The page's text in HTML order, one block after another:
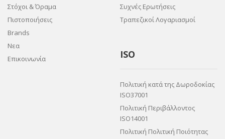
Στόχοι & Όραμα
Πιστοποιήσεις
Brands
Νεα
Επικοινωνία
Συχνές Ερωτήσεις
Τραπεζικοί Λογαριασμοί
ISO
Πολιτική κατά της Δωροδοκίας
ISO37001
Πολιτική Περιβάλλοντος
ISO14001
Πολιτική Πολιτική Ποιότητας